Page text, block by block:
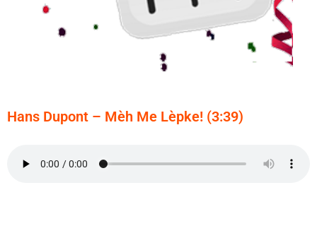
Hans Dupont – Mèh Me Lèpke! (3:39)